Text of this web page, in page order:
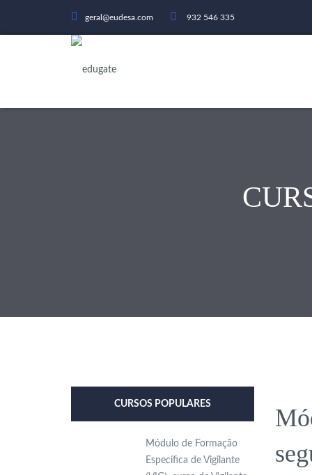
geral@eudesa.com 932 546 335
CURSOS POPULARES
Módulo de Formação
Específica de Vigilante